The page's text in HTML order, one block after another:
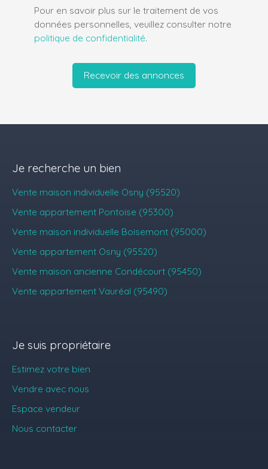
Pour en savoir plus sur le traitement de vos
données personnelles, veuillez consulter notre
politique de confidentialité.
Recevoir des annonces
Je recherche un bien
Vente maison individuelle Osny (95520)
Vente appartement Pontoise (95300)
Vente maison individuelle Boisemont (95000)
Vente appartement Osny (95520)
Vente maison ancienne Condécourt (95450)
Vente appartement Vauréal (95490)
Je suis propriétaire
Estimez votre bien
Vendre avec nous
Espace vendeur
Nous contacter